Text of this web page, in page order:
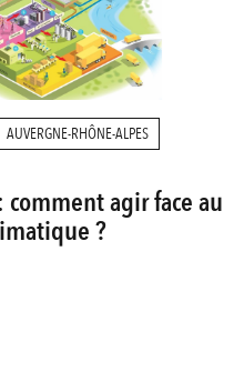
AUVERGNE-RHÔNE-ALPES
comment agir face au
?